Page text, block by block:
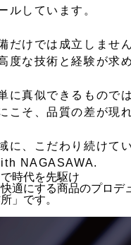
ルしています。
だけでは成立しませ
度な技術と経験が求
に真似できるものでは
こそ、品質の差が現れ
に、こだわり続けて
NAGASAWA.
時代を先駆け
適にする商品のプロデ
」です。